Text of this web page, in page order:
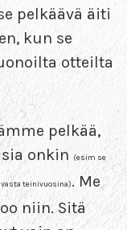
pelkäävä äiti
kun se
otteilta
pelkää,
onkin (esim se
teinivuosina). Me
niin. Sitä